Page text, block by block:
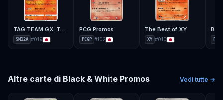
TAG TEAM GX: Tag All Stars
SM12A #019
PCG Promos
PCGP #102
The Best of XY
XY #010 PT2
Altre carte di Black & White Promos Vedi tutte →